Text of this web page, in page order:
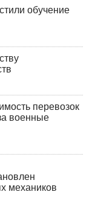
обучение
перевозок
военные
механиков